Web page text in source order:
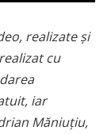
realizate și
cu
iar
Măniuțiu,